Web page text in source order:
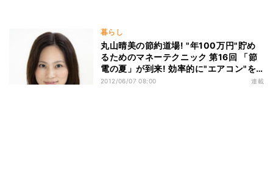
暮らし
丸山晴美の節約道場! "年100万円"貯め
るためのマネーテクニック 第16回 「節
電の夏」が到来! 効率的に"エアコン"を
使うポイントは?
2012/06/07 08:00 連載